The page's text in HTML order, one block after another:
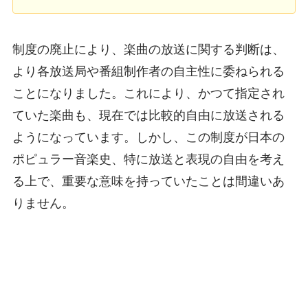
制度の廃止により、楽曲の放送に関する判断は、
より各放送局や番組制作者の自主性に委ねられる
ことになりました。これにより、かつて指定され
ていた楽曲も、現在では比較的自由に放送される
ようになっています。しかし、この制度が日本の
ポピュラー音楽史、特に放送と表現の自由を考え
る上で、重要な意味を持っていたことは間違いあ
りません。